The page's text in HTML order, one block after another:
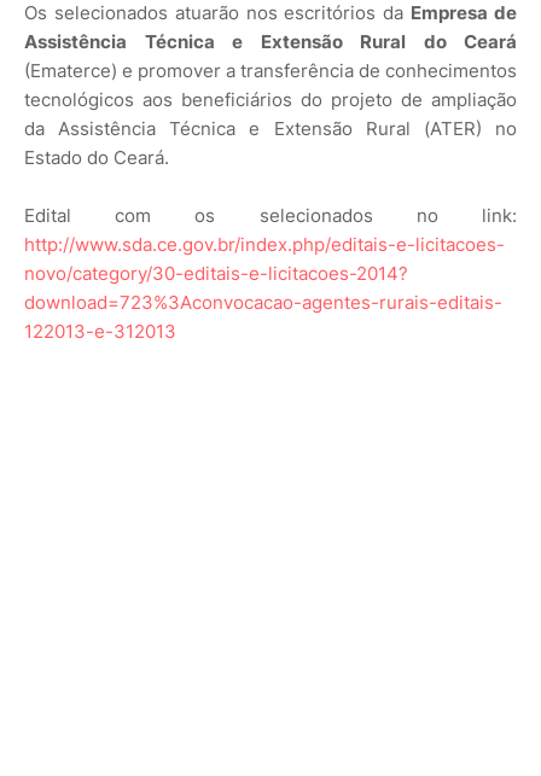
Os selecionados atuarão nos escritórios da Empresa de
Assistência Técnica e Extensão Rural do Ceará
(Ematerce) e promover a transferência de conhecimentos
tecnológicos aos beneficiários do projeto de ampliação
da Assistência Técnica e Extensão Rural (ATER) no
Estado do Ceará.
Edital com os selecionados no link:
http://www.sda.ce.gov.br/index.php/editais-e-licitacoes-
novo/category/30-editais-e-licitacoes-2014?
download=723%3Aconvocacao-agentes-rurais-editais-
122013-e-312013